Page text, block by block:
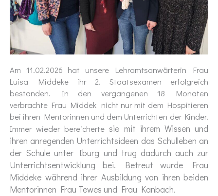
Am 11.02.2026 hat unsere Lehramtsanwärterin Frau
Luisa Middeke ihr 2. Staatsexamen erfolgreich
bestanden. In den vergangenen 18 Monaten
verbrachte Frau Middek nicht nur mit dem Hospitieren
bei ihren Mentorinnen und dem Unterrichten der Kinder.
Immer wieder bereichertesie mit ihrem Wissen und
ihren anregenden Unterrichtsideen das Schulleben an
der Schule unter Iburg und trug dadurch auch zur
Unterrichtsentwicklung bei. Betreut wurde Frau
Middeke während ihrer Ausbildung von ihren beiden
Mentorinnen Frau Tewes und Frau Kanbach.